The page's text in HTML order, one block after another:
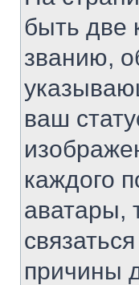
быть две
званию,
ваш
каждого
аватары,
причины